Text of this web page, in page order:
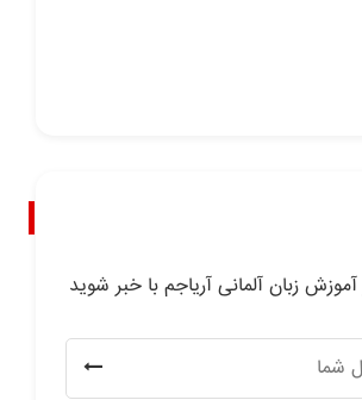
آموزش زبان آلمانی آریاجم با خبر شوید